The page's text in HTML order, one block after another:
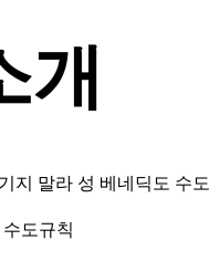
개
지 말라 성 베네딕도 수도
도규칙